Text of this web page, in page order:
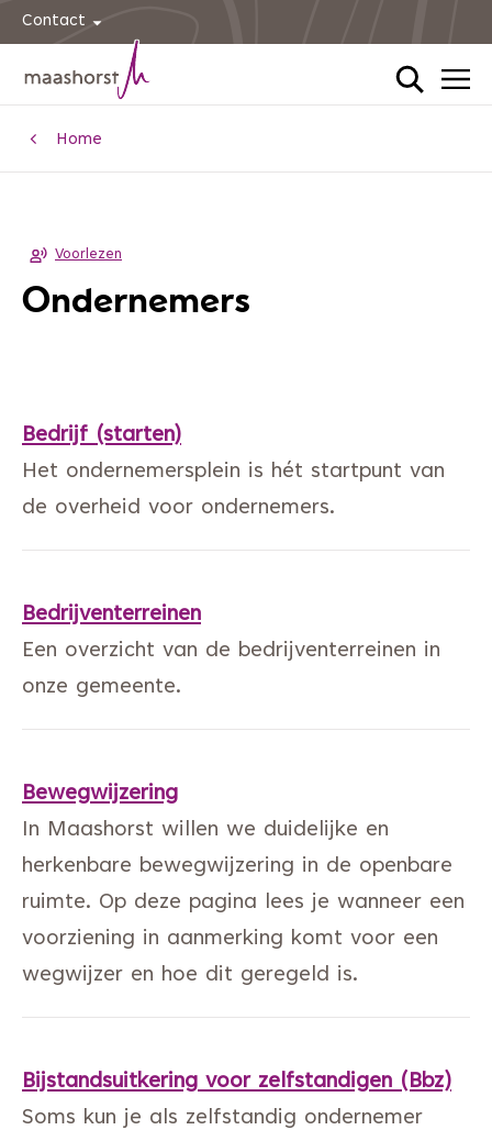
Contact
Home
Voorlezen
Ondernemers
Bedrijf (starten)
Het ondernemersplein is hét startpunt van
de overheid voor ondernemers.
Bedrijventerreinen
Een overzicht van de bedrijventerreinen in
onze gemeente.
Bewegwijzering
In Maashorst willen we duidelijke en
herkenbare bewegwijzering in de openbare
ruimte. Op deze pagina lees je wanneer een
voorziening in aanmerking komt voor een
wegwijzer en hoe dit geregeld is.
Bijstandsuitkering voor zelfstandigen (Bbz)
Soms kun je als zelfstandig ondernemer